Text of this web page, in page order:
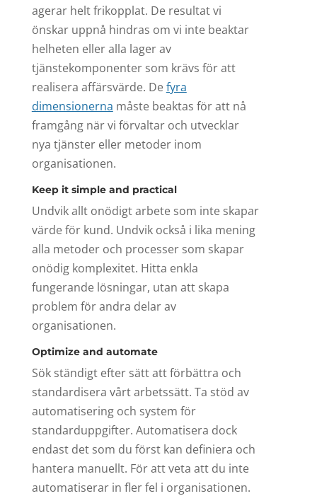
agerar helt frikopplat. De resultat vi
önskar uppnå hindras om vi inte beaktar
helheten eller alla lager av
tjänstekomponenter som krävs för att
realisera affärsvärde. Defyra
dimensionerna måste beaktas för att nå
framgång när vi förvaltar och utvecklar
nya tjänster eller metoder inom
organisationen.
Keep it simple and practical
Undvik allt onödigt arbete som inte skapar
värde för kund. Undvik också i lika mening
alla metoder och processer som skapar
onödig komplexitet. Hitta enkla
fungerande lösningar, utan att skapa
problem för andra delar av
organisationen.
Optimize and automate
Sök ständigt efter sätt att förbättra och
standardisera vårt arbetssätt. Ta stöd av
automatisering och system för
standarduppgifter. Automatisera dock
endast det som du först kan definiera och
hantera manuellt. För att veta att du inte
automatiserar in fler fel i organisationen.